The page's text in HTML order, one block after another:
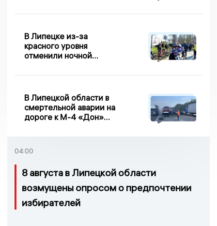
В Липецке из-за
красного уровня
отменили ночной
В Липецкой области в
смертельной аварии на
дороге к М-4 «Дон»
04:00
8 августа в Липецкой области
возмущены опросом о предпочтении
избирателей